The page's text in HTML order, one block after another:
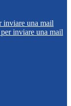
inviare una mail
inviare una mail